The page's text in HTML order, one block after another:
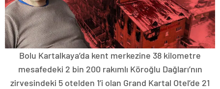
Bolu Kartalkaya’da kent merkezine 38 kilometre
mesafedeki 2 bin 200 rakımlı Köroğlu Dağları’nın
zirvesindeki 5 otelden 1’i olan Grand Kartal Otel’de 21